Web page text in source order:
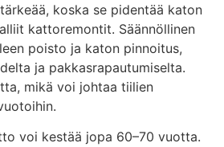
koska se pidentää katon
kattoremontit. Säännöllinen
poisto ja katon pinnoitus,
ja pakkasrapautumiselta.
mikä voi johtaa tiilien
voi kestää jopa 60–70 vuotta.